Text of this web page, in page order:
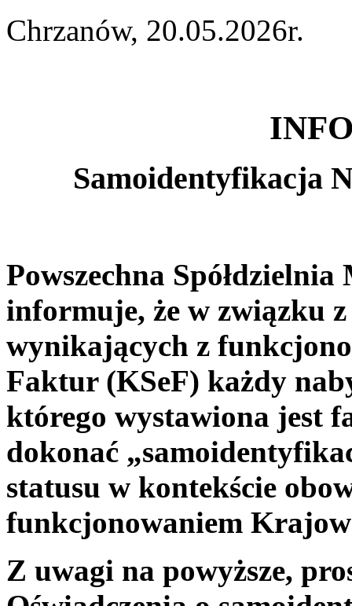
Chrzanów, 20.05.2026r.
Samoidentyfikacja
Powszechna
informuje, że w związku
wynikających z
Faktur (KSeF) każdy
którego wystawiona jest
dokonać
statusu w kontekście
funkcjonowaniem
Z uwagi na powyższe,